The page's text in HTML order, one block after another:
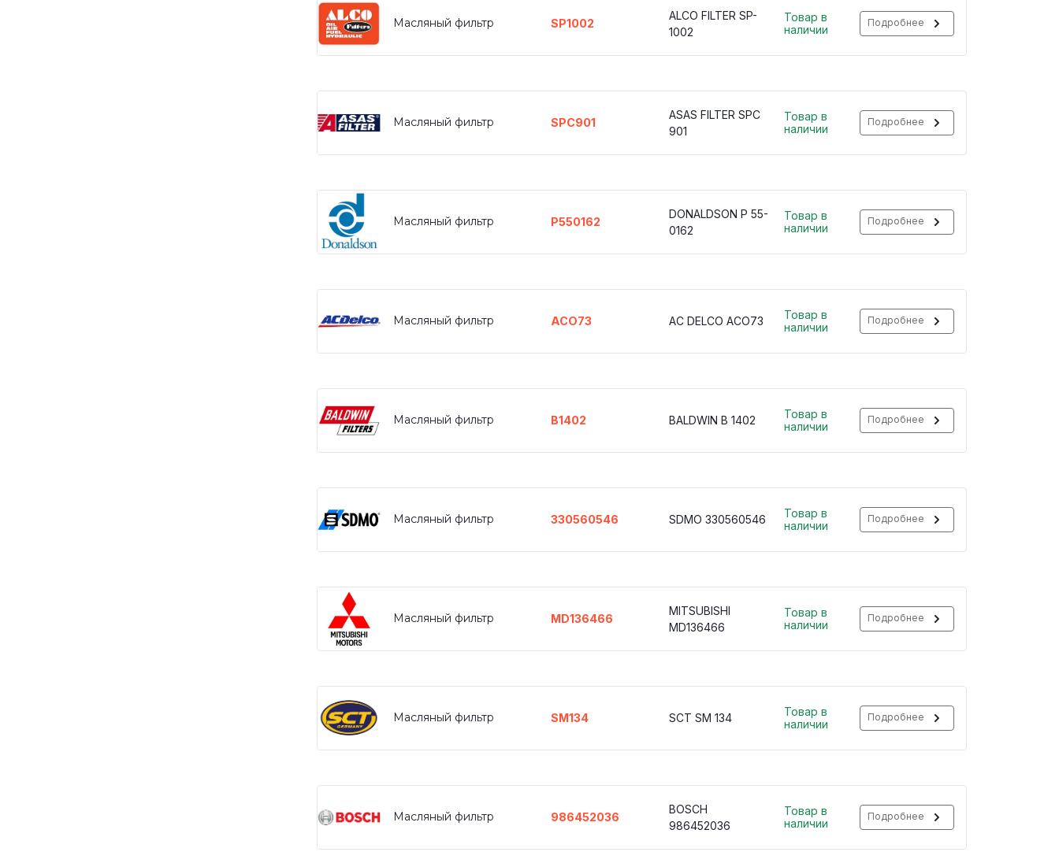
Масляный фильтр SP1002
ALCO FILTER SP-
1002
Товар в
наличии
Подробнее
Масляный фильтр SPC901
ASAS FILTER SPC
901
Товар в
наличии
Подробнее
Масляный фильтр P550162
DONALDSON P 55-
0162
Товар в
наличии
Подробнее
Масляный фильтр ACO73 AC DELCO ACO73
Товар в
наличии
Подробнее
Масляный фильтр B1402 BALDWIN B 1402
Товар в
наличии
Подробнее
Масляный фильтр 330560546 SDMO 330560546
Товар в
наличии
Подробнее
Масляный фильтр MD136466
MITSUBISHI
MD136466
Товар в
наличии
Подробнее
Масляный фильтр SM134 SCT SM 134
Товар в
наличии
Подробнее
Масляный фильтр 986452036
BOSCH
986452036
Товар в
наличии
Подробнее